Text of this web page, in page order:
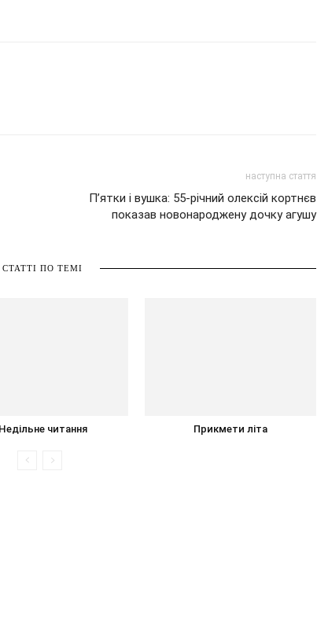
наступна стаття
П’ятки і вушка: 55-річний олексій кортнєв
показав новонароджену дочку агушу
СТАТТІ ПО ТЕМІ
Недільне читання Прикмети літа